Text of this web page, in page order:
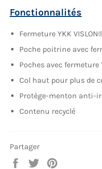
Fonctionnalités
Fermeture YKK
Poche poitrine avec
Poches avec fermeture
Col haut pour plus de
Protège-menton anti-
Contenu recyclé
Partager
PartagerTweeter